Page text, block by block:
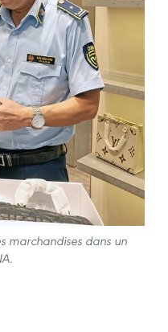
marchandises dans un